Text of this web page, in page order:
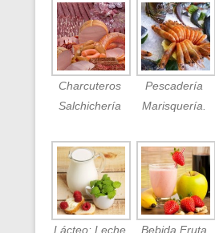
Charcuteros
Salchichería
Pescadería
Marisquería.
Lácteo: Leche
Bebida Fruta